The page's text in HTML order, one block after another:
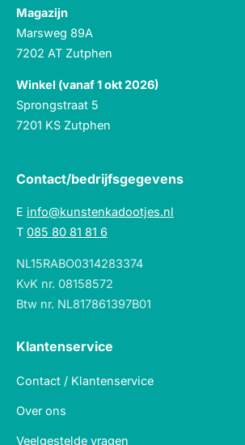
Magazijn
Marsweg 89A
7202 AT Zutphen
Winkel (vanaf 1 okt 2026)
Sprongstraat 5
7201 KS Zutphen
Contact/bedrijfsgegevens
E info@kunstenkadootjes.nl
T 085 80 81 81 6
NL15RABO0314283374
KvK nr. 08158572
Btw nr. NL817861397B01
Klantenservice
Contact / Klantenservice
Over ons
Veelgestelde vragen